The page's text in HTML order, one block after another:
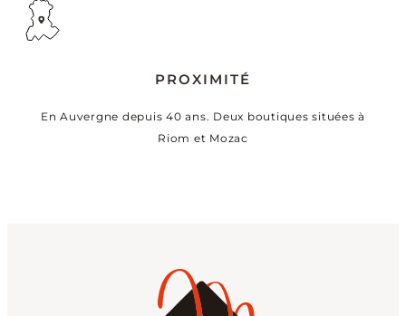
PROXIMITÉ
En Auvergne depuis 40 ans. Deux boutiques situées à
Riom et Mozac